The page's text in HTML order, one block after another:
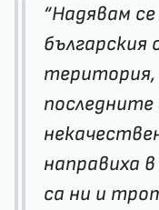
“Надявам
българския
направиха
са ни и